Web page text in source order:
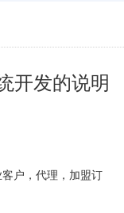
开发的说明
户，代理，加盟订